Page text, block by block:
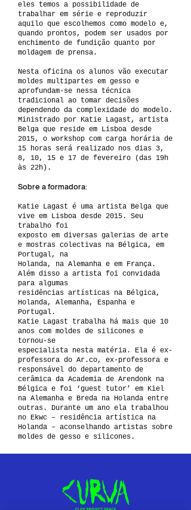
eles temos a possibilidade de
trabalhar em série e reproduzir
aquilo que escolhemos como modelo e,
quando prontos, podem ser usados por
enchimento de fundição quanto por
moldagem de prensa.
Nesta oficina os alunos vão executar
moldes multipartes em gesso e
aprofundam-se nessa técnica
tradicional ao tomar decisões
dependendo da complexidade do modelo.
Ministrado por Katie Lagast, artista
Belga que reside em Lisboa desde
2015, o workshop com carga horária de
15 horas será realizado nos dias 3,
8, 10, 15 e 17 de fevereiro (das 19h
às 22h).
Sobre a formadora:
Katie Lagast é uma artista Belga que
vive em Lisboa desde 2015. Seu
trabalho foi
exposto em diversas galerias de arte
e mostras colectivas na Bélgica, em
Portugal, na
Holanda, na Alemanha e em França.
Além disso a artista foi convidada
para algumas
residências artísticas na Bélgica,
Holanda, Alemanha, Espanha e
Portugal.
Katie Lagast trabalha há mais que 10
anos com moldes de silicones e
tornou-se
especialista nesta matéria. Ela é ex-
professora do Ar.co, ex-professora e
responsável do departamento de
cerâmica da Academia de Arendonk na
Bélgica e foi ‘guest tutor’ em Kiel
na Alemanha e Breda na Holanda entre
outras. Durante um ano ela trabalhou
no Ekwc – residência artística na
Holanda – aconselhando artistas sobre
moldes de gesso e silicones.